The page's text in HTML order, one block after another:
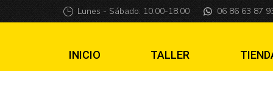
Insider pro
Lunes - Sábado: 10:00-18:00 06 86 63 87
INICIO TALLER